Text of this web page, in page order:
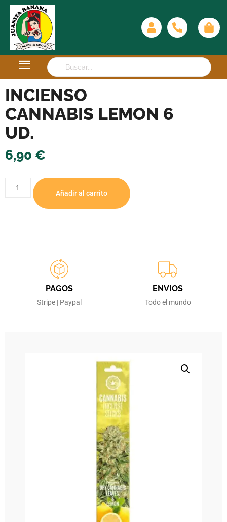
INCIENSO
CANNABIS LEMON 6
UD.
6,90 €
Añadir al carrito
PAGOS
Stripe | Paypal
ENVIOS
Todo el mundo